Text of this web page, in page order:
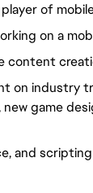
of
on a
content
on industry
new game
and